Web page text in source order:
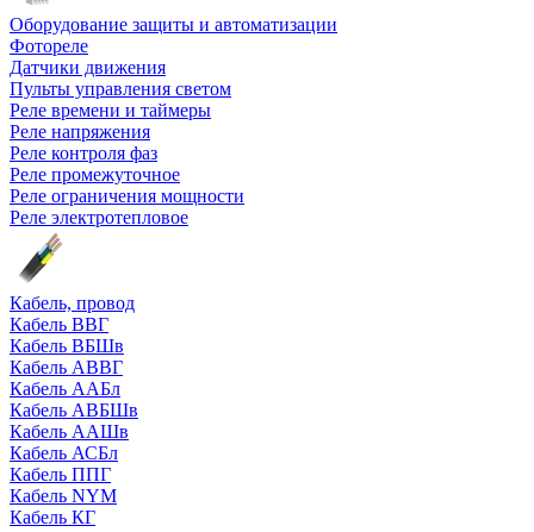
Оборудование защиты и автоматизации
Фотореле
Датчики движения
Пульты управления светом
Реле времени и таймеры
Реле напряжения
Реле контроля фаз
Реле промежуточное
Реле ограничения мощности
Реле электротепловое
Кабель, провод
Кабель ВВГ
Кабель ВБШв
Кабель АВВГ
Кабель ААБл
Кабель АВБШв
Кабель ААШв
Кабель АСБл
Кабель ППГ
Кабель NYM
Кабель КГ